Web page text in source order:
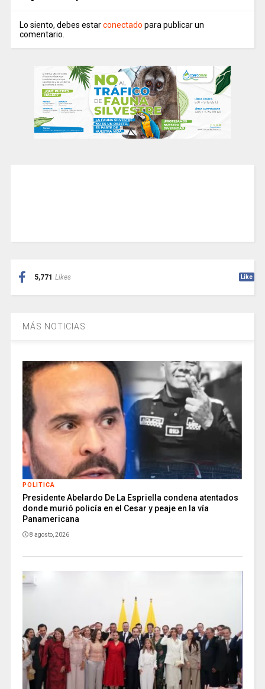
Lo siento, debes estarconectado para publicar un
comentario.
5,771 Likes Like
MÁS NOTICIAS
POLITICA
Presidente Abelardo De La Espriella condena atentados
donde murió policía en el Cesar y peaje en la vía
Panamericana
8 agosto, 2026